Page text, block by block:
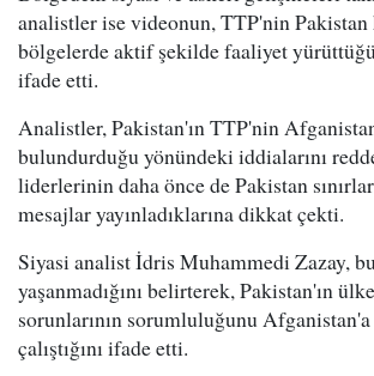
analistler ise videonun, TTP'nin
bölgelerde aktif şekilde faaliyet
ifade etti.
Analistler, Pakistan'ın TTP'nin
bulundurduğu yönündeki iddialarını
liderlerinin daha önce de Pakistan
mesajlar yayınladıklarına dikkat çekti.
Siyasi analist İdris Muhammedi Zazay,
yaşanmadığını belirterek, Pakistan'ın
sorunlarının sorumluluğunu
çalıştığını ifade etti.